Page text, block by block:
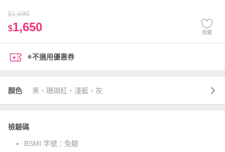
$1,690
$1,650 收藏
※不適用優惠券
顏色 黑、珊瑚紅、淺藍、灰
檢驗碼
BSMI 字號： 免驗